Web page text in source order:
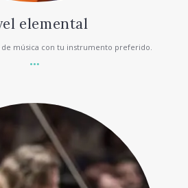
elemental
de música con tu instrumento preferido.